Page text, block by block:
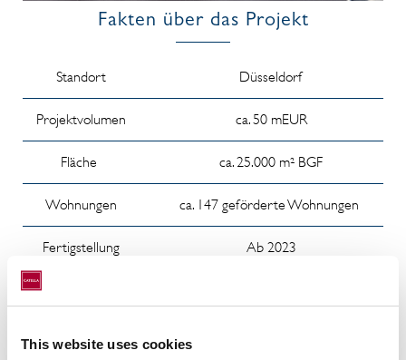
This website uses cookies
Fakten über das Projekt
Standort Düsseldorf
Projektvolumen ca. 50 mEUR
Fläche ca. 25.000 m² BGF
Wohnungen ca. 147 geförderte Wohnungen
Fertigstellung Ab 2023